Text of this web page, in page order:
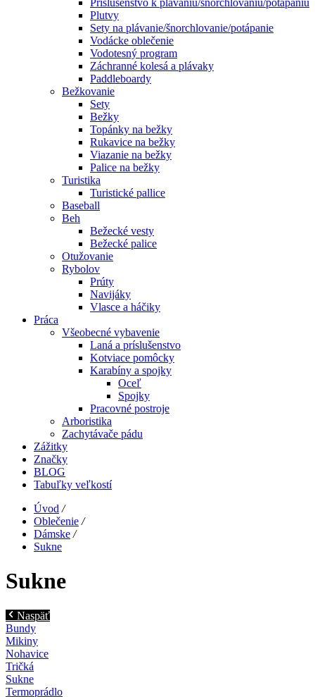
Plutvy
Sety na plávanie/šnorchlovanie/potápanie
Vodácke oblečenie
Vodotesný program
Záchranné kolesá a plávaky
Paddleboardy
Bežkovanie
Sety
Bežky
Topánky na bežky
Rukavice na bežky
Viazanie na bežky
Palice na bežky
Turistika
Turistické pallice
Baseball
Beh
Bežecké vesty
Bežecké palice
Otužovanie
Rybolov
Prúty
Navijáky
Vlasce a háčiky
Práca
Všeobecné vybavenie
Laná a príslušenstvo
Kotviace pomôcky
Karabíny a spojky
Oceľ
Spojky
Pracovné postroje
Arboristika
Zachytávače pádu
Zážitky
Značky
BLOG
Tabuľky veľkostí
Úvod /
Oblečenie /
Dámske /
Sukne
Sukne
Naspäť
Bundy
Mikiny
Nohavice
Tričká
Sukne
Termoprádlo